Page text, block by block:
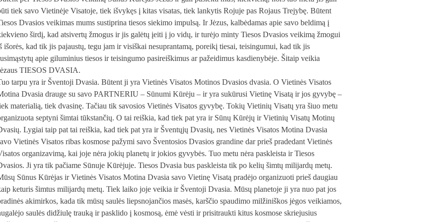
tiek savo Vietinėje Visatoje, tiek išvykęs į kitas visatas, tiek lankytis Rojuje pas Rojaus Trejybę. Būtent
Dvasios veikimas mums sustiprina tiesos siekimo impulsą. Ir Jėzus, kalbėdamas apie savo beldimą į
širdį, kad atsivertų žmogus ir jis galėtų įeiti į jo vidų, ir turėjo minty Tiesos Dvasios veikimą žmogui
išorės, kad tik jis pajaustų, tegu jam ir visiškai nesuprantamą, poreikį tiesai, teisingumui, kad tik jis
apie giluminius tiesos ir teisingumo pasireiškimus ar pažeidimus kasdienybėje. Šitaip veikia
TIESOS DVASIA.
tarpu yra ir Šventoji Dvasia. Būtent ji yra Vietinės Visatos Motinos Dvasios dvasia. O Vietinės Visatos
Dvasia drauge su savo PARTNERIU – Sūnumi Kūrėju – ir yra sukūrusi Vietinę Visatą ir jos gyvybę –
materialią, tiek dvasinę. Tačiau tik savosios Vietinės Visatos gyvybę. Tokių Vietinių Visatų yra šiuo metu
septyni šimtai tūkstančių. O tai reiškia, kad tiek pat yra ir Sūnų Kūrėjų ir Vietinių Visatų Motinų
Lygiai taip pat tai reiškia, kad tiek pat yra ir Šventųjų Dvasių, nes Vietinės Visatos Motina Dvasia
Vietinės Visatos ribas kosmose pažymi savo Šventosios Dvasios grandine dar prieš pradedant Vietinės
organizavimą, kai joje nėra jokių planetų ir jokios gyvybės. Tuo metu nėra paskleista ir Tiesos
Ji yra tik pačiame Sūnuje Kūrėjuje. Tiesos Dvasia bus paskleista tik po kelių šimtų milijardų metų.
Sūnus Kūrėjas ir Vietinės Visatos Motina Dvasia savo Vietinę Visatą pradėjo organizuoti prieš daugiau
keturis šimtus milijardų metų. Tiek laiko joje veikia ir Šventoji Dvasia. Mūsų planetoje ji yra nuo pat jos
akimirkos, kada tik mūsų saulės liepsnojančios masės, karščio spaudimo milžiniškos jėgos veikiamos,
saulės didžiulę trauką ir pasklido į kosmosą, ėmė vėsti ir prisitraukti kitus kosmose skriejusius